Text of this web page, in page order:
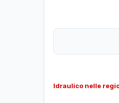
Idraulico nelle